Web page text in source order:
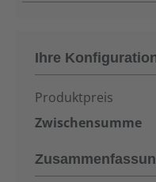
Ihre
Produktpreis
Zwischensumme